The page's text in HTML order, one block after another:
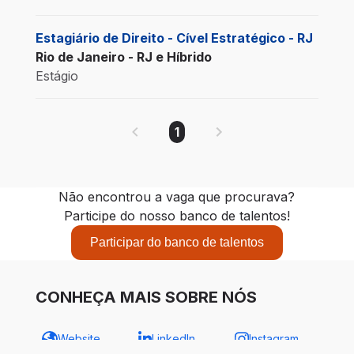
Estagiário de Direito - Cível Estratégico - RJ
Rio de Janeiro - RJ e Híbrido
Estágio
1
Não encontrou a vaga que procurava?
Participe do nosso banco de talentos!
Participar do banco de talentos
CONHEÇA MAIS SOBRE NÓS
Website LinkedIn Instagram